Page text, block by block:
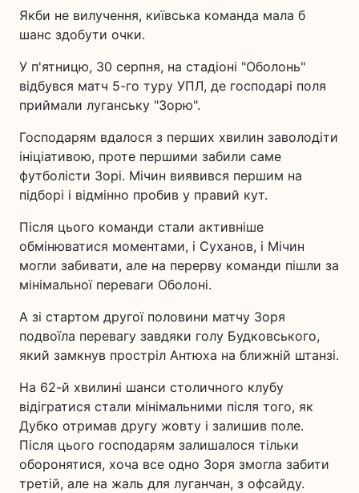
Якби не вилучення, київська команда мала б
шанс здобути очки.
У п'ятницю, 30 серпня, на стадіоні "Оболонь"
відбувся матч 5-го туру УПЛ, де господарі поля
приймали луганську "Зорю".
Господарям вдалося з перших хвилин заволодіти
ініціативою, проте першими забили саме
футболісти Зорі. Мічин виявився першим на
підборі і відмінно пробив у правий кут.
Після цього команди стали активніше
обмінюватися моментами, і Суханов, і Мічин
могли забивати, але на перерву команди пішли за
мінімальної переваги Оболоні.
А зі стартом другої половини матчу Зоря
подвоїла перевагу завдяки голу Будковського,
який замкнув простріл Антюха на ближній штанзі.
На 62-й хвилині шанси столичного клубу
відігратися стали мінімальними після того, як
Дубко отримав другу жовту і залишив поле.
Після цього господарям залишалося тільки
оборонятися, хоча все одно Зоря змогла забити
третій, але на жаль для луганчан, з офсайду.